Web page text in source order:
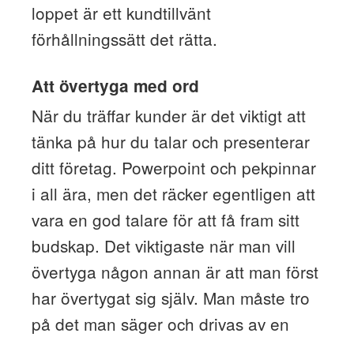
loppet är ett kundtillvänt
förhållningssätt det rätta.
Att övertyga med ord
När du träffar kunder är det viktigt att
tänka på hur du talar och presenterar
ditt företag. Powerpoint och pekpinnar
i all ära, men det räcker egentligen att
vara en god talare för att få fram sitt
budskap. Det viktigaste när man vill
övertyga någon annan är att man först
har övertygat sig själv. Man måste tro
på det man säger och drivas av en